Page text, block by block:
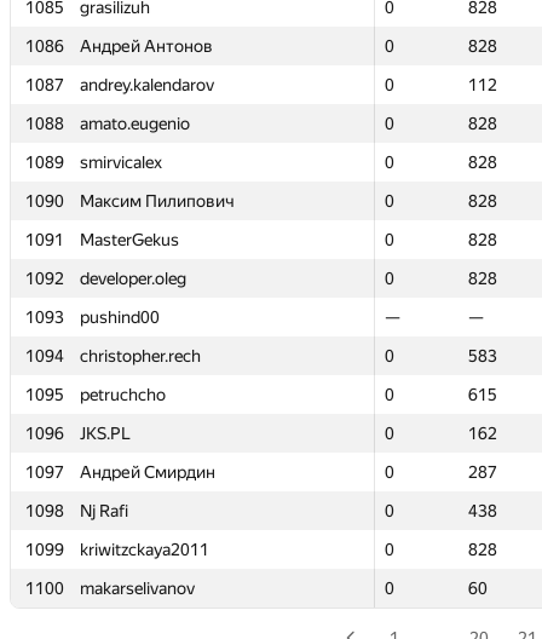
1085
grasilizuh 0
828
1086
Андрей Антонов 0
828
1087
andrey.kalendarov 0
112
1088
amato.eugenio 0
828
1089
smirvicalex 0
828
1090
Максим Пилипович 0
828
1091
MasterGekus 0
828
1092
developer.oleg 0
828
1093
pushind00 —
—
1094
christopher.rech 0
583
1095
petruchcho 0
615
1096
JKS.PL 0
162
1097
Андрей Смирдин 0
287
1098
Nj Rafi 0
438
1099
kriwitzckaya2011 0
828
1100
makarselivanov 0 60
1085
grasilizuh 0
828
1086
Андрей Антонов 0
828
1087
andrey.kalendarov 0
112
1088
amato.eugenio 0
828
1089
smirvicalex 0
828
1090
Максим Пилипович 0
828
1091
MasterGekus 0
828
1092
developer.oleg 0
828
1093
pushind00 —
—
1094
christopher.rech 0
583
1095
petruchcho 0
615
1096
JKS.PL 0
162
1097
Андрей Смирдин 0
287
1098
Nj Rafi 0
438
1099
kriwitzckaya2011 0
828
1100
makarselivanov 0 60